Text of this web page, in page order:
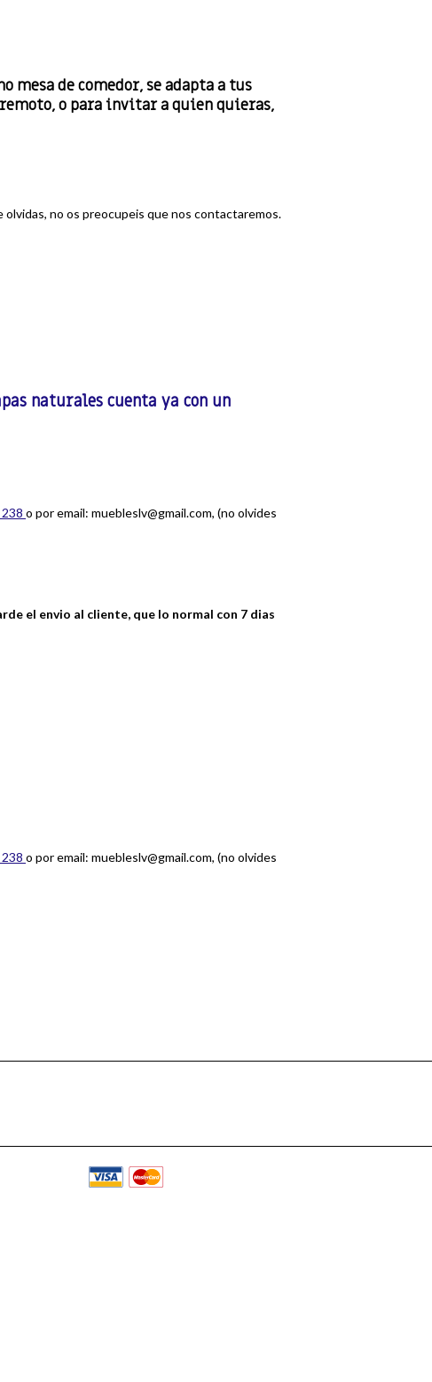
mesa de comedor, se adapta a tus
o para invitar a quien quieras,
olvidas, no os preocupeis que nos contactaremos.
naturales cuenta ya con un
o por email: muebleslv@gmail.com, (no olvides
el envio al cliente, que lo normal con 7 dias
o por email: muebleslv@gmail.com, (no olvides